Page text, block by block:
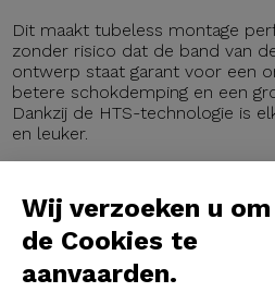
Wij verzoeken u om
de Cookies te
aanvaarden.
Dit maakt tubeless montage
zonder risico dat de band van
ontwerp staat garant voor een
betere schokdemping en een
Dankzij de HTS-technologie is
en leuker.